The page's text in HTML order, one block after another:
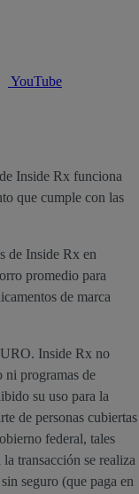
YouTube
Inside Rx funciona
que cumple con las
de Inside Rx en
promedio para
de marca
Inside Rx no
ni programas de
su uso para la
de personas cubiertas
federal, tales
transacción se realiza
seguro (que paga en